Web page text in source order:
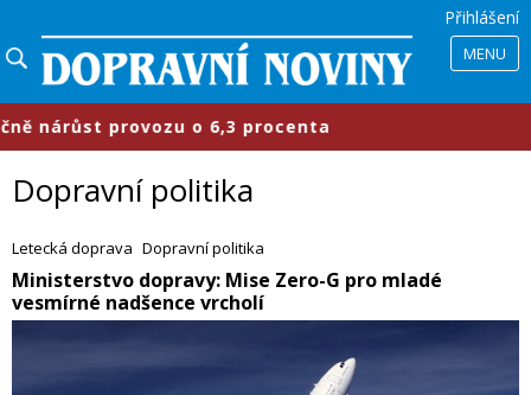
Přihlášení
MENU
procenta ​Průmyslové parky
Dopravní politika
Letecká doprava Dopravní politika
​Ministerstvo dopravy: Mise Zero-G pro mladé
vesmírné nadšence vrcholí